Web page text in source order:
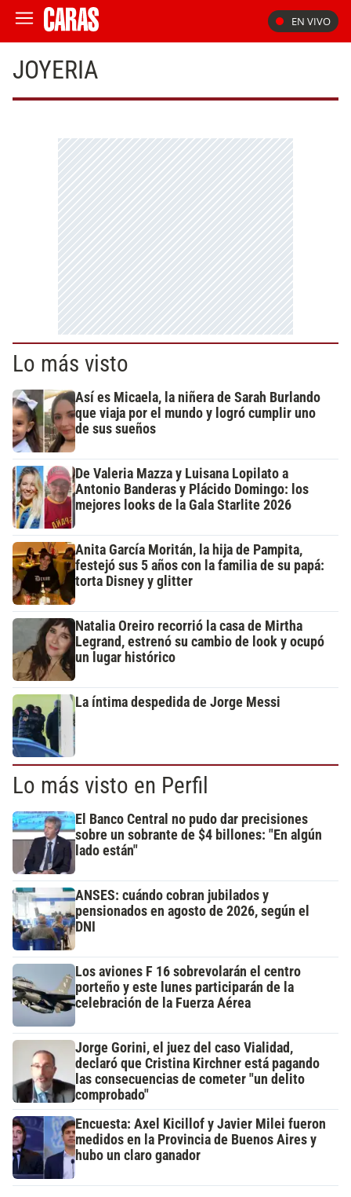
EN VIVO
JOYERIA
Lo más visto
Así es Micaela, la niñera de Sarah Burlando
que viaja por el mundo y logró cumplir uno
de sus sueños
De Valeria Mazza y Luisana Lopilato a
Antonio Banderas y Plácido Domingo: los
mejores looks de la Gala Starlite 2026
Anita García Moritán, la hija de Pampita,
festejó sus 5 años con la familia de su papá:
torta Disney y glitter
Natalia Oreiro recorrió la casa de Mirtha
Legrand, estrenó su cambio de look y ocupó
un lugar histórico
La íntima despedida de Jorge Messi
Lo más visto en Perfil
El Banco Central no pudo dar precisiones
sobre un sobrante de $4 billones: "En algún
lado están"
ANSES: cuándo cobran jubilados y
pensionados en agosto de 2026, según el
DNI
Los aviones F 16 sobrevolarán el centro
porteño y este lunes participarán de la
celebración de la Fuerza Aérea
Jorge Gorini, el juez del caso Vialidad,
declaró que Cristina Kirchner está pagando
las consecuencias de cometer "un delito
comprobado"
Encuesta: Axel Kicillof y Javier Milei fueron
medidos en la Provincia de Buenos Aires y
hubo un claro ganador